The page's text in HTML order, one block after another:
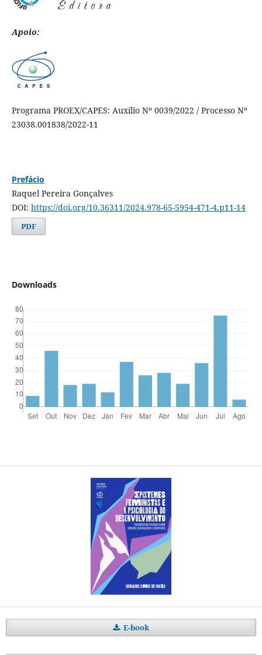
Apoio:
Programa PROEX/CAPES: Auxílio Nº 0039/2022 / Processo Nº
23038.001838/2022-11
Prefácio
Raquel Pereira Gonçalves
DOI: https://doi.org/10.36311/2024.978-65-5954-471-4.p11-14
PDF
Downloads
E-book